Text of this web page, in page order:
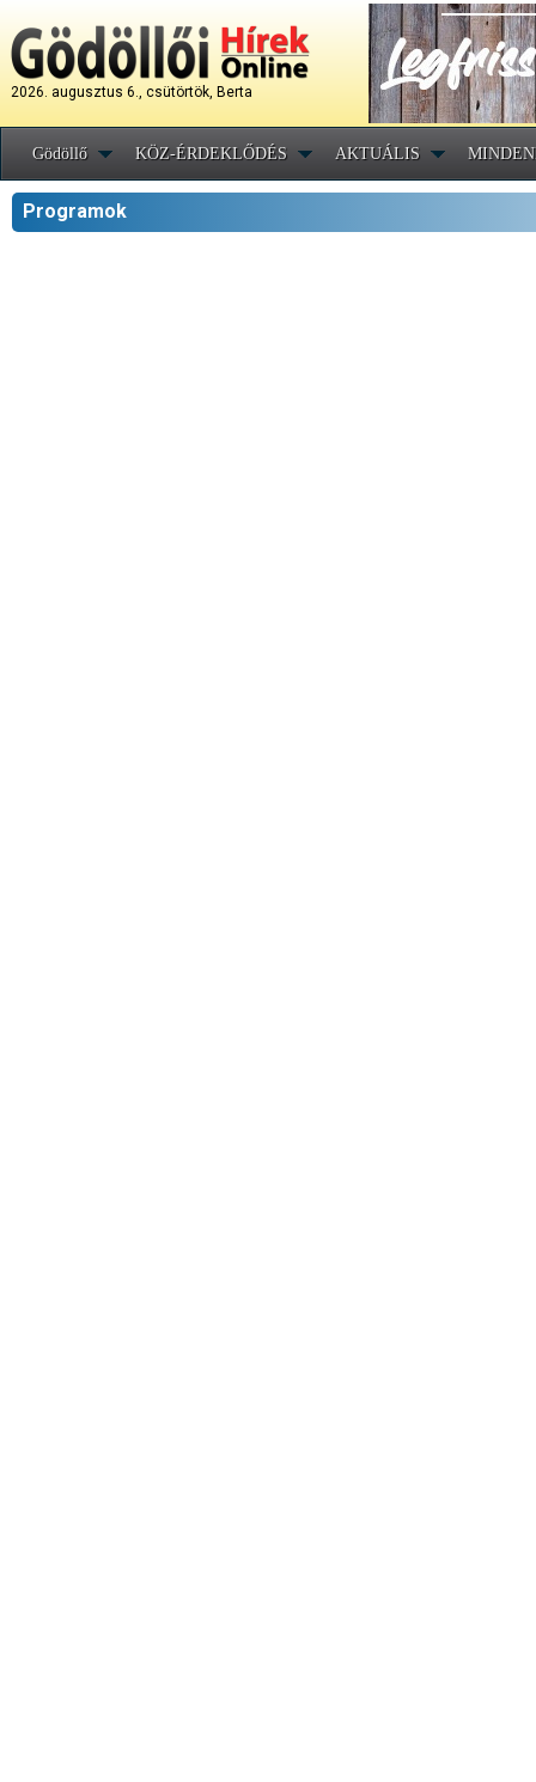
2026. augusztus 6., csütörtök, Berta
Gödöllő KÖZ-ÉRDEKLŐDÉS AKTUÁLIS
Programok